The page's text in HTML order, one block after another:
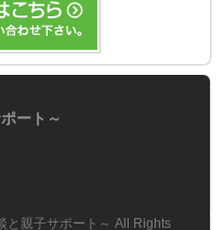
ート～
と親子サポート～ All Rights